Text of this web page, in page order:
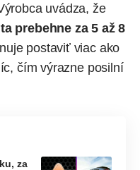
uvádza, že
prebehne za 5 až 8
postaviť viac ako
čím výrazne posilní
za